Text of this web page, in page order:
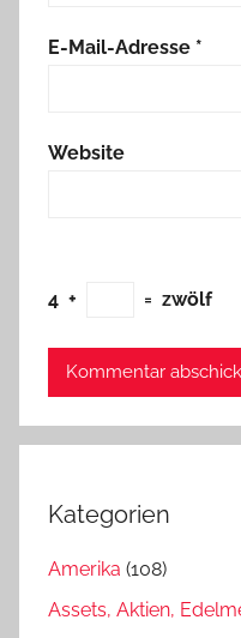
E-Mail-Adresse *
Website
4 + = zwölf
Kategorien
Amerika (108)
Assets, Aktien,